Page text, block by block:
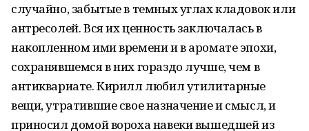
случайно, забытые в темных углах кладовок или
антресолей. Вся их ценность заключалась в
накопленном ими времени и в аромате эпохи,
сохранявшемся в них гораздо лучше, чем в
антиквариате. Кирилл любил утилитарные
вещи, утратившие свое назначение и смысл, и
приносил домой вороха навеки вышедшей из